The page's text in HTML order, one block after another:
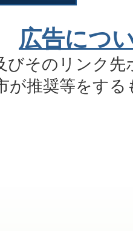
広告につ
そのリンク先
が推奨等をす